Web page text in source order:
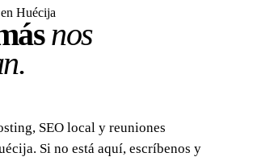
Huécija
nos
SEO local y reuniones
Si no está aquí, escríbenos y